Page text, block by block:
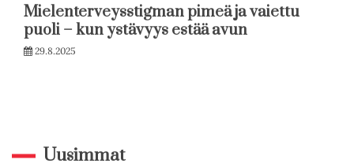
Mielenterveysstigman pimeä ja vaiettu
puoli – kun ystävyys estää avun
29.8.2025
Uusimmat